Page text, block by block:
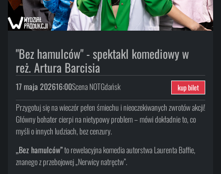
"Bez hamulców" - spektakl komediowy w
reż. Artura Barcisia
17 maja 202616:00Scena NOTGdańsk kup bilet
Przygotuj się na wieczór pełen śmiechu i nieoczekiwanych zwrotów akcji!
Główny bohater cierpi na nietypowy problem – mówi dokładnie to, co
myśli o innych ludziach, bez cenzury.
„Bez hamulców”to rewelacyjna komedia autorstwa Laurenta Baffie,
znanego z przebojowej „Nerwicy natręctw”.